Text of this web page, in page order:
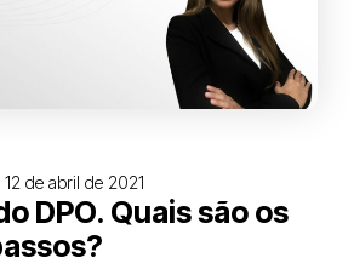
12 de abril de 2021
DPO. Quais são os